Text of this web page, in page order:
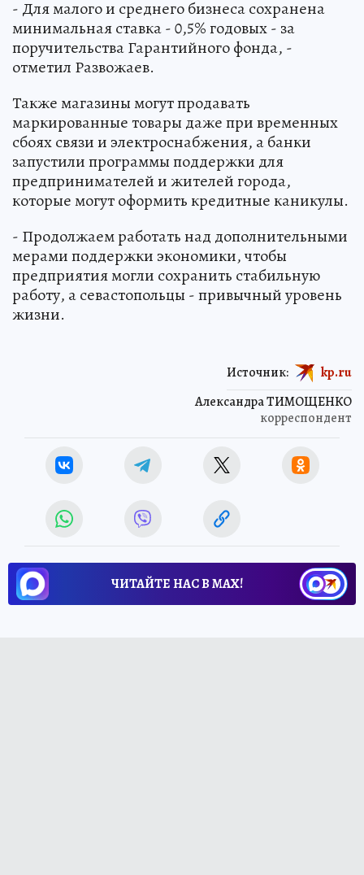
- Для малого и среднего бизнеса сохранена
минимальная ставка - 0,5% годовых - за
поручительства Гарантийного фонда, -
отметил Развожаев.
Также магазины могут продавать
маркированные товары даже при временных
сбоях связи и электроснабжения, а банки
запустили программы поддержки для
предпринимателей и жителей города,
которые могут оформить кредитные каникулы.
- Продолжаем работать над дополнительными
мерами поддержки экономики, чтобы
предприятия могли сохранить стабильную
работу, а севастопольцы - привычный уровень
жизни.
Александра ТИМОЩЕНКО
корреспондент
Источник: kp.ru
ЧИТАЙТЕ НАС В МАХ!